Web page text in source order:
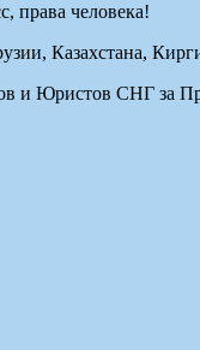
права человека!
Казахстана,
и Юристов СНГ за